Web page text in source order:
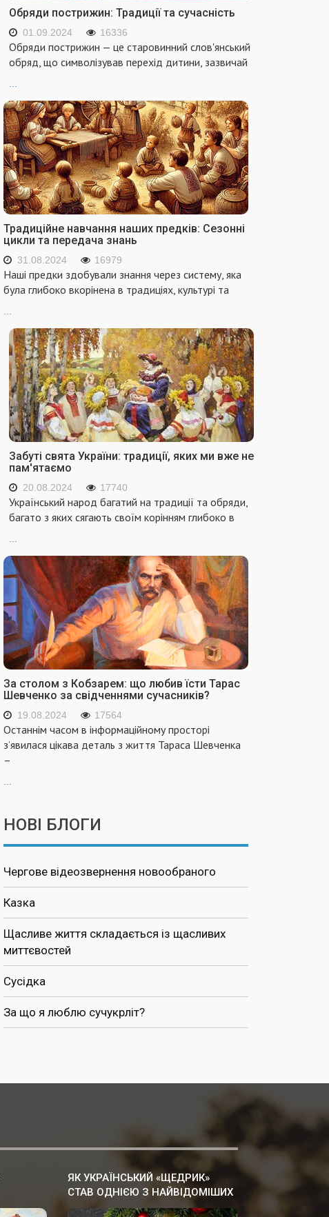
Обряди пострижин: Традиції та сучасність
01.09.2024 16336
Обряди пострижин — це старовинний слов'янський
обряд, що символізував перехід дитини, зазвичай
...
Традиційне навчання наших предків: Сезонні
цикли та передача знань
31.08.2024 16979
Наші предки здобували знання через систему, яка
була глибоко вкорінена в традиціях, культурі та
...
Забуті свята України: традиції, яких ми вже не
пам'ятаємо
20.08.2024 17740
Український народ багатий на традиції та обряди,
багато з яких сягають своїм корінням глибоко в
...
За столом з Кобзарем: що любив їсти Тарас
Шевченко за свідченнями сучасників?
19.08.2024 17564
Останнім часом в інформаційному просторі
з’явилася цікава деталь з життя Тараса Шевченка
–
...
НОВІ БЛОГИ
Чергове відеозвернення новообраного
Казка
Щасливе життя складається із щасливих
миттєвостей
Сусідка
За що я люблю сучукрліт?
ЯК УКРАЇНСЬКИЙ «ЩЕДРИК»
СТАВ ОДНІЄЮ З НАЙВІДОМІШИХ
РІЗДВЯНИХ ПІСЕНЬ У СВІТІ